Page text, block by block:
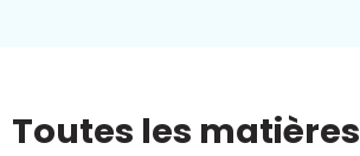
Toutes les matières